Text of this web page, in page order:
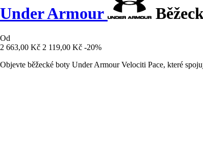
Under Armour
Od
2 663,00 Kč 2 119,00 Kč -20%
Objevte běžecké boty Under Armour Velociti Pace, které